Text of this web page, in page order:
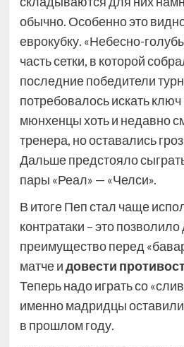
обычно. Особенно это
еврокубку. «Небесно-
часть сетки, в которой
последние победители
потребовалось искать
мюнхенцы хоть и недавно
тренера, но оставались
Дальше предстояло
пары «Реал» — «Челси».
В итоге Пеп стал чаще
контратаки – это
преимущество перед
матче идовести
Теперь надо играть со
именно мадридцы
в прошлом году.